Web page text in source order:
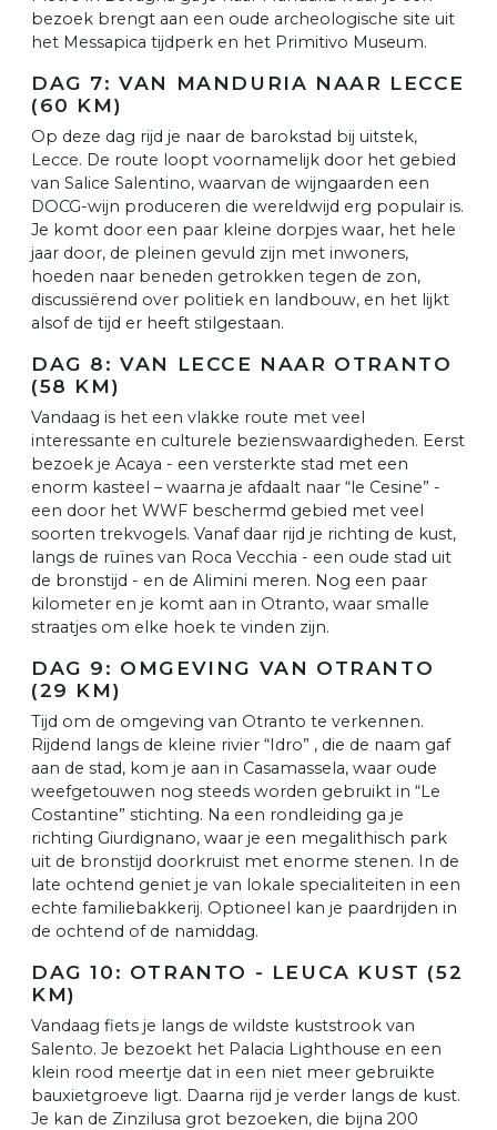
bezoek brengt aan een oude archeologische site uit
het Messapica tijdperk en het Primitivo Museum.
DAG 7: VAN MANDURIA NAAR LECCE
(60 KM)
Op deze dag rijd je naar de barokstad bij uitstek,
Lecce. De route loopt voornamelijk door het gebied
van Salice Salentino, waarvan de wijngaarden een
DOCG-wijn produceren die wereldwijd erg populair is.
Je komt door een paar kleine dorpjes waar, het hele
jaar door, de pleinen gevuld zijn met inwoners,
hoeden naar beneden getrokken tegen de zon,
discussiërend over politiek en landbouw, en het lijkt
alsof de tijd er heeft stilgestaan.
DAG 8: VAN LECCE NAAR OTRANTO
(58 KM)
Vandaag is het een vlakke route met veel
interessante en culturele bezienswaardigheden. Eerst
bezoek je Acaya - een versterkte stad met een
enorm kasteel – waarna je afdaalt naar “le Cesine” -
een door het WWF beschermd gebied met veel
soorten trekvogels. Vanaf daar rijd je richting de kust,
langs de ruïnes van Roca Vecchia - een oude stad uit
de bronstijd - en de Alimini meren. Nog een paar
kilometer en je komt aan in Otranto, waar smalle
straatjes om elke hoek te vinden zijn.
DAG 9: OMGEVING VAN OTRANTO
(29 KM)
Tijd om de omgeving van Otranto te verkennen.
Rijdend langs de kleine rivier “Idro” , die de naam gaf
aan de stad, kom je aan in Casamassela, waar oude
weefgetouwen nog steeds worden gebruikt in “Le
Costantine” stichting. Na een rondleiding ga je
richting Giurdignano, waar je een megalithisch park
uit de bronstijd doorkruist met enorme stenen. In de
late ochtend geniet je van lokale specialiteiten in een
echte familiebakkerij. Optioneel kan je paardrijden in
de ochtend of de namiddag.
DAG 10: OTRANTO - LEUCA KUST (52
KM)
Vandaag fiets je langs de wildste kuststrook van
Salento. Je bezoekt het Palacia Lighthouse en een
klein rood meertje dat in een niet meer gebruikte
bauxietgroeve ligt. Daarna rijd je verder langs de kust.
Je kan de Zinzilusa grot bezoeken, die bijna 200